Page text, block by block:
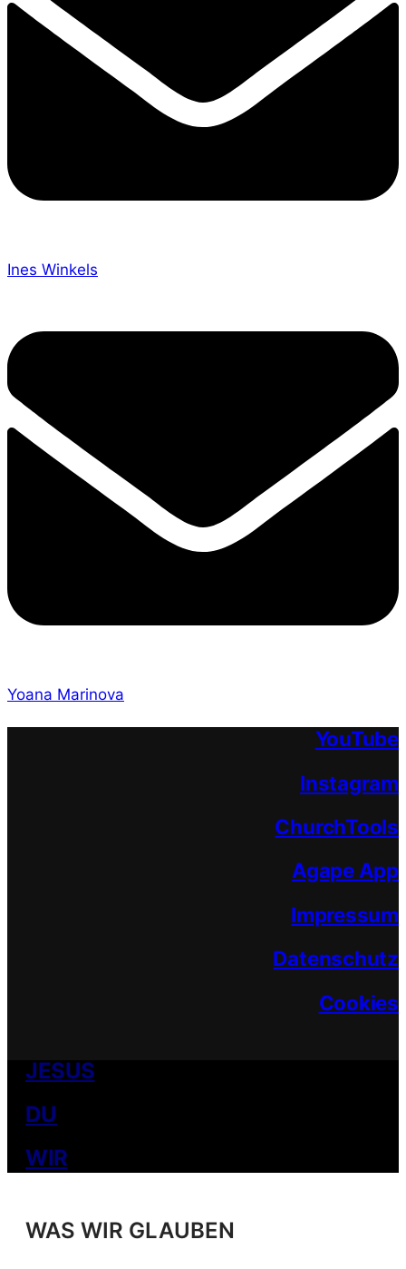
Ines Winkels
Yoana Marinova
YouTube
Instagram
ChurchTools
Agape App
Impressum
Datenschutz
Cookies
JESUS
DU
WIR
WAS WIR GLAUBEN